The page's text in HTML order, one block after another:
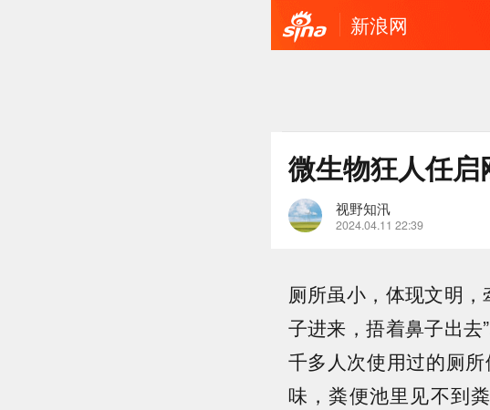
新浪网
微生物狂人任
视野知汛
2024.04.11 22:39
厕所虽小，体现文明
子进来，捂着鼻子出
千多人次使用过的厕
味，粪便池里见不到